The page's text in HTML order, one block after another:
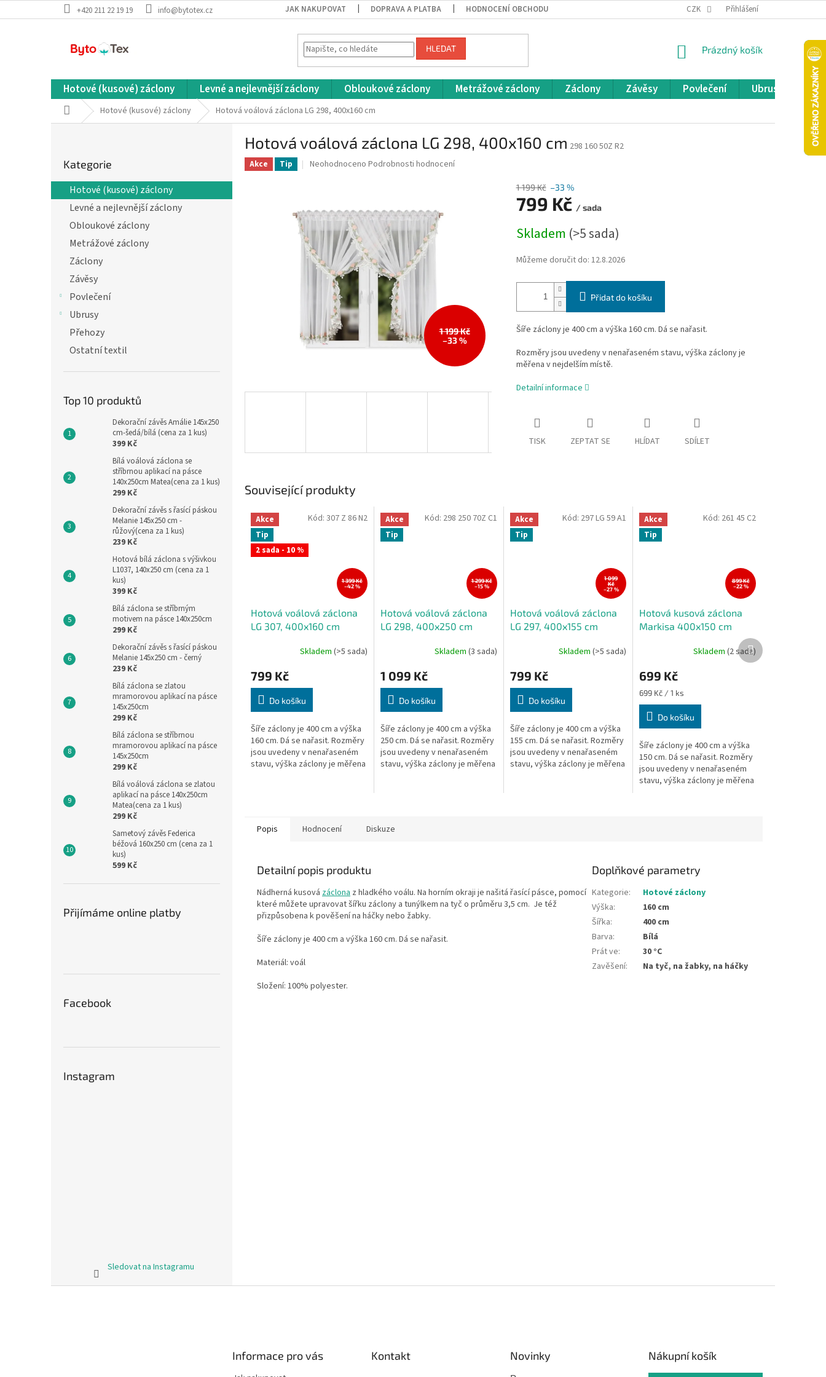
na
+420 211 22 19 19 info@bytotex.cz JAK NAKUPOVAT DOPRAVA A PLATBA HODNOCENÍ OBCHODU OBCHODNÍ PODMÍNKY
CZK Přihlášení
HLEDAT
NÁKUPNÍ
Prázdný košík
Hotové (kusové) záclony Levné a nejlevnější záclony Obloukové záclony Metrážové záclony Záclony Závěsy Povlečení Ubrusy
Domů Hotové (kusové) záclony Hotová voálová záclona LG 298, 400x160 cm
r
a
kategorie
Kategorie
Hotové (kusové) záclony
Levné a nejlevnější záclony
Obloukové záclony
Metrážové záclony
Záclony
Závěsy
Povlečení
Ubrusy
Přehozy
Ostatní textil
Top 10 produktů
Dekorační závěs Amálie 145x250
cm-šedá/bílá (cena za 1 kus)
399 Kč
Bílá voálová záclona se
stříbrnou aplikací na pásce
140x250cm Matea(cena za 1 kus)
299 Kč
Dekorační závěs s řasící páskou
Melanie 145x250 cm -
růžový(cena za 1 kus)
239 Kč
Hotová bílá záclona s výšivkou
L1037, 140x250 cm (cena za 1
kus)
399 Kč
Bílá záclona se stříbrným
motivem na pásce 140x250cm
299 Kč
Dekorační závěs s řasící páskou
Melanie 145x250 cm - černý
239 Kč
Bílá záclona se zlatou
mramorovou aplikací na pásce
145x250cm
299 Kč
Bílá záclona se stříbrnou
mramorovou aplikací na pásce
145x250cm
299 Kč
Bílá voálová záclona se zlatou
aplikací na pásce 140x250cm
Matea(cena za 1 kus)
299 Kč
Sametový závěs Federica
béžová 160x250 cm (cena za 1
kus)
599 Kč
Přijímáme online platby
Facebook
Instagram
Sledovat na Instagramu
Hotová voálová záclona LG 298, 400x160 cm 298 160 50Z R2
Akce Tip
Průměrné
0,0
z
5
hvězdiček.
Neohodnoceno Podrobnosti hodnocení
1 199 Kč
–33 %
1 199 Kč –33 %
799 Kč / sada
cena:
Skladem (>5 sada)
Můžeme doručit do: 12.8.2026
Přidat do košíku
Šíře záclony je 400 cm a výška 160 cm. Dá se nařasit.
Rozměry jsou uvedeny v nenařaseném stavu, výška záclony je
měřena v nejdelším místě.
Detailní informace
TISK ZEPTAT SE HLÍDAT SDÍLET
Související produkty
Akce
Tip
2 sada - 10 %
1 399 Kč
–42 %
Hotová voálová záclona
LG 307, 400x160 cm
Skladem (>5 sada)
799 Kč
Do košíku
Šíře záclony je 400 cm a výška
160 cm. Dá se nařasit. Rozměry
jsou uvedeny v nenařaseném
stavu, výška záclony je měřena
Kód: 307 Z 86 N2
Akce
Tip
1 299 Kč
–15 %
Hotová voálová záclona
LG 298, 400x250 cm
Skladem (3 sada)
1 099 Kč
Do košíku
Šíře záclony je 400 cm a výška
250 cm. Dá se nařasit. Rozměry
jsou uvedeny v nenařaseném
stavu, výška záclony je měřena
Kód: 298 250 70Z C1
Akce
Tip
1 099
Kč
–27 %
Hotová voálová záclona
LG 297, 400x155 cm
Skladem(>5 sada)
799 Kč
Do košíku
Šíře záclony je 400 cm a výška
155 cm. Dá se nařasit. Rozměry
jsou uvedeny v nenařaseném
stavu, výška záclony je měřena
Kód: 297 LG 59 A1
Akce
Tip
899 Kč
–22 %
Hotová kusová záclona
Markisa 400x150 cm
Skladem (2 sada)
699 Kč
Měrná
cena:
699 Kč / 1 ks
Do košíku
Šíře záclony je 400 cm a výška
150 cm. Dá se nařasit. Rozměry
jsou uvedeny v nenařaseném
stavu, výška záclony je měřena
Kód: 261 45 C2
Další
produkt
Popis Hodnocení Diskuze
Detailní popis produktu
Nádherná kusová záclona z hladkého voálu. Na horním okraji je našitá řasící pásce, pomocí
které můžete upravovat šířku záclony a tunýlkem na tyč o průměru 3,5 cm. Je též
přizpůsobena k pověšení na háčky nebo žabky.
Šíře záclony je 400 cm a výška 160 cm. Dá se nařasit.
Materiál: voál
Složení: 100% polyester.
Doplňkové parametry
Kategorie:
Hotové záclony
Výška:
160 cm
Šířka:
400 cm
Barva:
Bílá
Prát ve:
30 °C
Zavěšení: Na tyč, na žabky, na háčky
Informace pro vás Kontakt Novinky Nákupní košík